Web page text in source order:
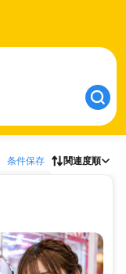
条件保存 関連度順